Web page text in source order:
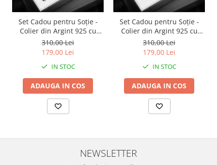
Set Cadou pentru Soție -
Colier din Argint 925 cu
Pandantiv Perla Roz, placat
cu rodiu, în Cutie Elegantă
cu Mesaj Emoționant
310,00 Lei
179,00 Lei
IN STOC
ADAUGA IN COS
Set Cadou pentru Soție -
Colier din Argint 925 cu
Pandantiv Inima Eternă,
placat cu rodiu, în Cutie
Elegantă cu Mesaj
Personalizat
310,00 Lei
179,00 Lei
IN STOC
ADAUGA IN COS
NEWSLETTER